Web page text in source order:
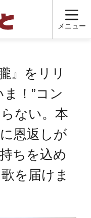
メニュー
』をリリ
！”コン
ない。本
恩返しが
ちを込め
を届けま